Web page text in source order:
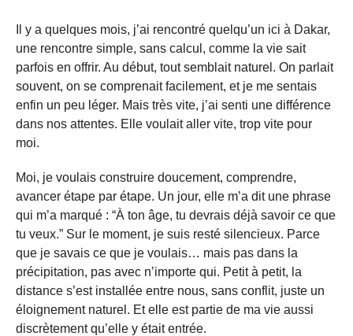
Il y a quelques mois, j’ai rencontré quelqu’un ici à Dakar,
une rencontre simple, sans calcul, comme la vie sait
parfois en offrir. Au début, tout semblait naturel. On parlait
souvent, on se comprenait facilement, et je me sentais
enfin un peu léger. Mais très vite, j’ai senti une différence
dans nos attentes. Elle voulait aller vite, trop vite pour
moi.
Moi, je voulais construire doucement, comprendre,
avancer étape par étape. Un jour, elle m’a dit une phrase
qui m’a marqué : “À ton âge, tu devrais déjà savoir ce que
tu veux.” Sur le moment, je suis resté silencieux. Parce
que je savais ce que je voulais… mais pas dans la
précipitation, pas avec n’importe qui. Petit à petit, la
distance s’est installée entre nous, sans conflit, juste un
éloignement naturel. Et elle est partie de ma vie aussi
discrètement qu’elle y était entrée.